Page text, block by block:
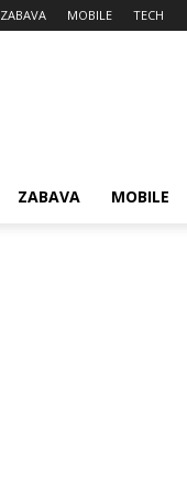
ZABAVA MOBILE TECH
ZABAVA MOBILE